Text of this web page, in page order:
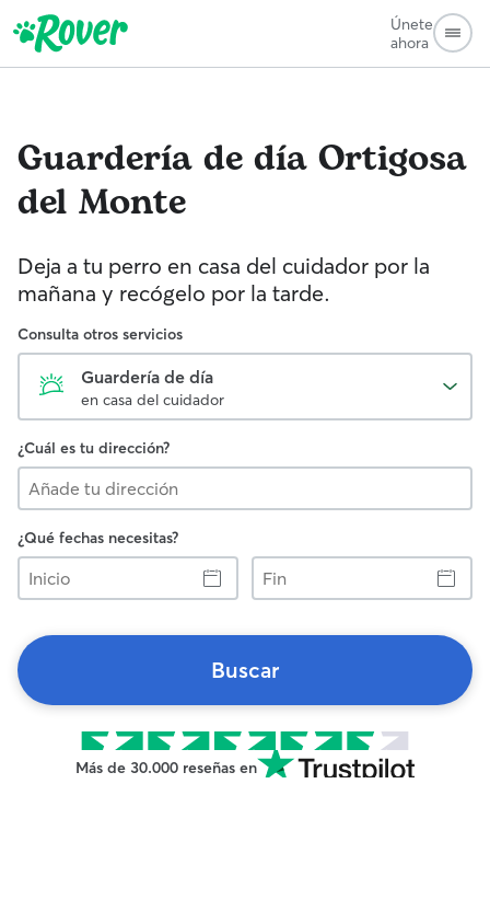
Únete
ahora
Guardería de día Ortigosa
del Monte
Deja a tu perro en casa del cuidador por la
mañana y recógelo por la tarde.
Consulta otros servicios
Guardería de día
en casa del cuidador
¿Cuál es tu dirección?
¿Qué fechas necesitas?
Inicio
Fin
Buscar
Más de 30.000 reseñas en